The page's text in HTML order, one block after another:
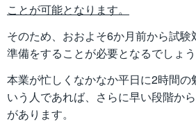
ことが可能となります。
そのため、おおよそ6か月前から試験
準備をすることが必要となるでしょう
本業が忙しくなかなか平日に2時間の
いう人であれば、さらに早い段階か
があります。